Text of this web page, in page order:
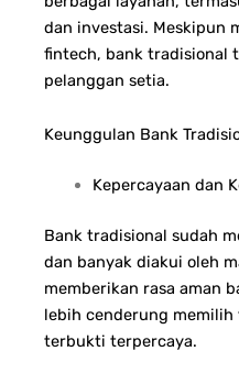
dan investasi. Meskipun
fintech, bank tradisional
pelanggan setia.
Keunggulan Bank
Kepercayaan dan
Bank tradisional sudah
dan banyak diakui oleh
memberikan rasa aman
lebih cenderung
terbukti terpercaya.